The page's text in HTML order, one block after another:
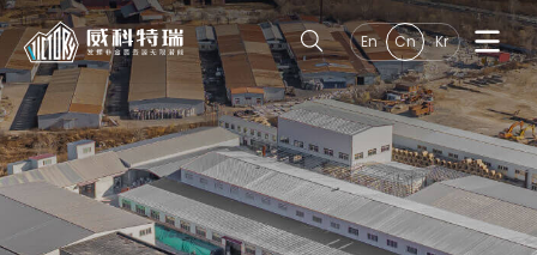
En Cn Kr